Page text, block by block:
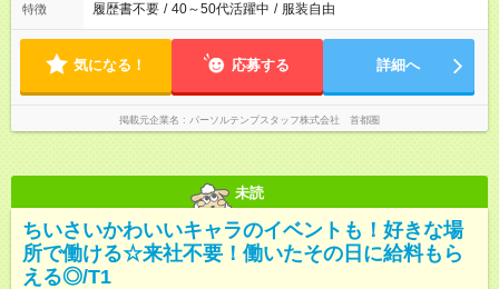
特徴 履歴書不要 / 40～50代活躍中 / 服装自由
気になる！ 応募する 詳細へ
掲載元企業名 パーソルテンプスタッフ株式会社 首都圏
未読
ちいさいかわいいキャラのイベントも！好きな場
所で働ける☆来社不要！働いたその日に給料もら
える◎/T1